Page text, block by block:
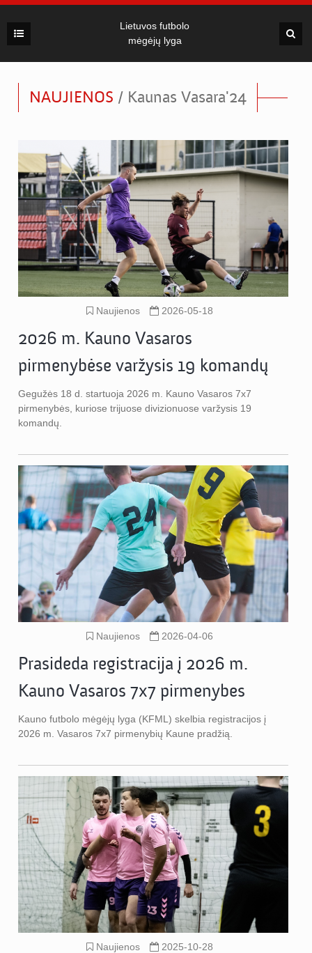
Lietuvos futbolo
mėgėjų lyga
NAUJIENOS / Kaunas Vasara'24
Naujienos 2026-05-18
2026 m. Kauno Vasaros
pirmenybėse varžysis 19 komandų
Gegužės 18 d. startuoja 2026 m. Kauno Vasaros 7x7
pirmenybės, kuriose trijuose divizionuose varžysis 19
komandų.
Naujienos 2026-04-06
Prasideda registracija į 2026 m.
Kauno Vasaros 7x7 pirmenybes
Kauno futbolo mėgėjų lyga (KFML) skelbia registracijos į
2026 m. Vasaros 7x7 pirmenybių Kaune pradžią.
Naujienos 2025-10-28